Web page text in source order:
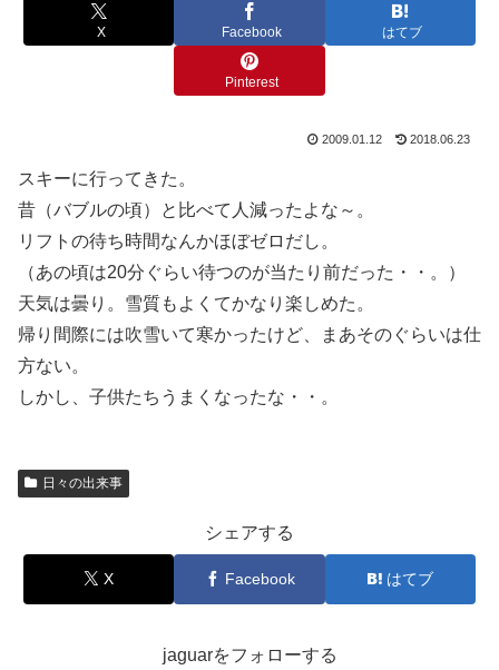
X Facebook はてブ
Pinterest
2009.01.12 2018.06.23
スキーに行ってきた。
昔（バブルの頃）と比べて人減ったよな～。
リフトの待ち時間なんかほぼゼロだし。
（あの頃は20分ぐらい待つのが当たり前だった・・。）
天気は曇り。雪質もよくてかなり楽しめた。
帰り間際には吹雪いて寒かったけど、まあそのぐらいは仕
方ない。
しかし、子供たちうまくなったな・・。
日々の出来事
シェアする
X Facebook はてブ
jaguarをフォローする